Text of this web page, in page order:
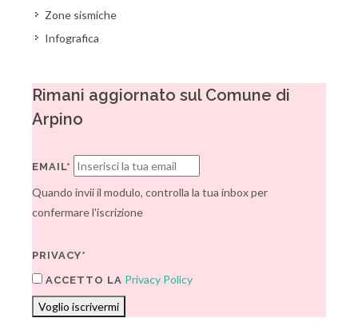
Zone sismiche
Infografica
Rimani aggiornato sul Comune di
Arpino
EMAIL*
Quando invii il modulo, controlla la tua inbox per
confermare l'iscrizione
PRIVACY*
ACCETTO LA Privacy Policy
Voglio iscrivermi